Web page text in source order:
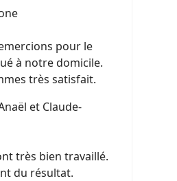
pour le
à notre domicile.
très satisfait.
et Claude-
très bien travaillé.
du résultat.